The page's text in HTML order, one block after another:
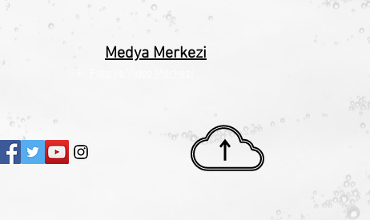
Medya Merkezi